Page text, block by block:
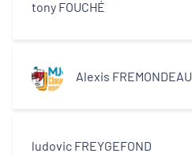
tony FOUCHÉ
Alexis FREMONDEAU
ludovic FREYGEFOND